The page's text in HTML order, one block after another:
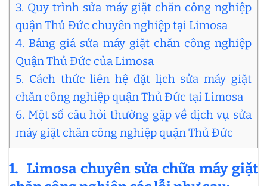
3. Quy trình sửa máy giặt chăn công nghiệp
quận Thủ Đức chuyên nghiệp tại Limosa
4. Bảng giá sửa máy giặt chăn công nghiệp
Quận Thủ Đức của Limosa
5. Cách thức liên hệ đặt lịch sửa máy giặt
chăn công nghiệp quận Thủ Đức tại Limosa
6. Một số câu hỏi thường gặp về dịch vụ sửa
máy giặt chăn công nghiệp quận Thủ Đức
1. Limosa chuyên sửa chữa máy giặt